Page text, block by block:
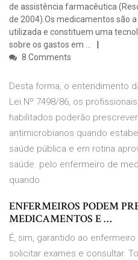
de assistência farmacêutica
de 2004).Os medicamentos são
utilizada e constituem uma
sobre os gastos em …
8 Comments
Desta forma, o entendimento
Lei Nº 7498/86, os
habilitados poderão
antimicrobianos quando
saúde pública e em rotina
saúde. pelo enfermeiro de
quando
ENFERMEIROS PODEM
MEDICAMENTOS E …
É, sim, garantido ao
solicitar exames e consultar.